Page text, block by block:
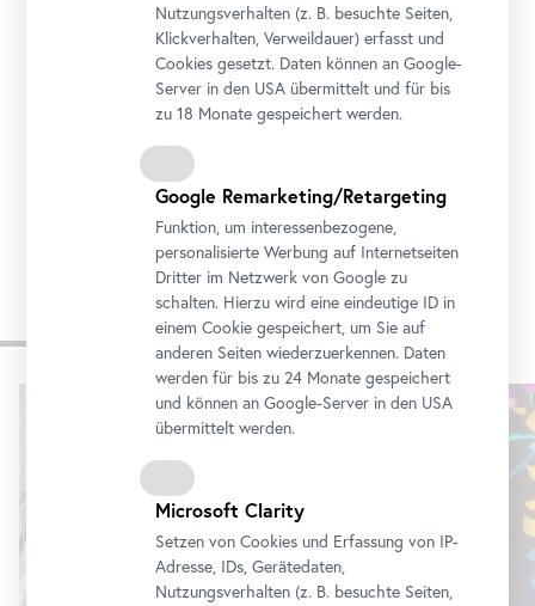
Arsenalstraße 1, 1030 Wien
Weitere Ausstellungen
Nutzungsverhalten (z. B. besuchte Seiten,
Klickverhalten, Verweildauer) erfasst und
Cookies gesetzt. Daten können an Google-
Server in den USA übermittelt und für bis
zu 18 Monate gespeichert werden.
Google Remarketing/Retargeting
Funktion, um interessenbezogene,
personalisierte Werbung auf Internetseiten
Dritter im Netzwerk von Google zu
schalten. Hierzu wird eine eindeutige ID in
einem Cookie gespeichert, um Sie auf
anderen Seiten wiederzuerkennen. Daten
werden für bis zu 24 Monate gespeichert
und können an Google-Server in den USA
übermittelt werden.
Microsoft Clarity
Setzen von Cookies und Erfassung von IP-
Adresse, IDs, Gerätedaten,
Nutzungsverhalten (z. B. besuchte Seiten,